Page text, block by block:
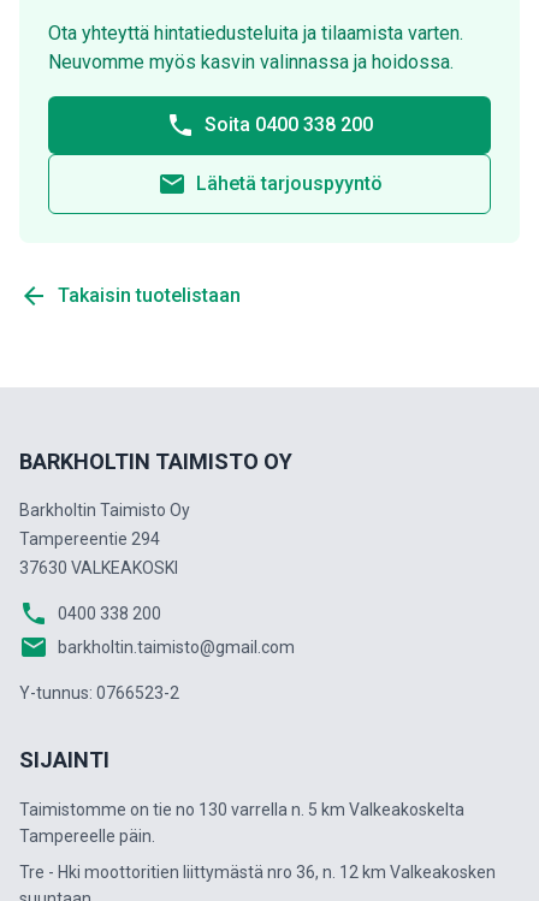
Ota yhteyttä hintatiedusteluita ja tilaamista varten.
Neuvomme myös kasvin valinnassa ja hoidossa.
phone Soita 0400 338 200
email Lähetä tarjouspyyntö
arrow_back Takaisin tuotelistaan
BARKHOLTIN TAIMISTO OY
Barkholtin Taimisto Oy
Tampereentie 294
37630 VALKEAKOSKI
phone 0400 338 200
email barkholtin.taimisto@gmail.com
Y-tunnus: 0766523-2
SIJAINTI
Taimistomme on tie no 130 varrella n. 5 km Valkeakoskelta
Tampereelle päin.
Tre - Hki moottoritien liittymästä nro 36, n. 12 km Valkeakosken